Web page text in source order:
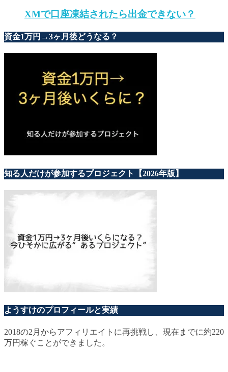
XMで口座凍結されたら出金できない？
資金1万円→3ヶ月後どうなる？
知る人だけが参加するプロジェクト【2026年版】
ようすけのプロフィールと実績
2018の2月からアフィリエイトに再挑戦し、現在までに約220
万円稼ぐことができました。